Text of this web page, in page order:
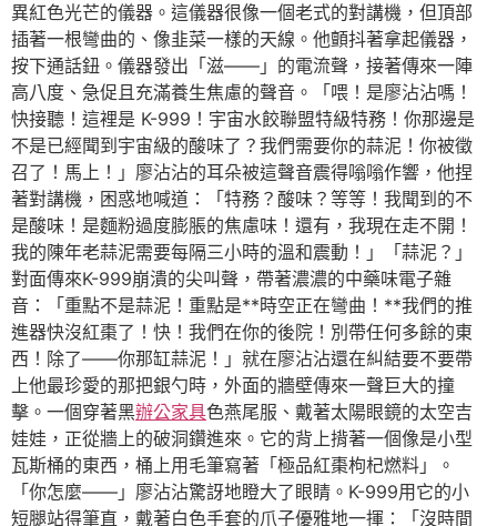
異紅色光芒的儀器。這儀器很像一個老式的對講機，但頂部
插著一根彎曲的、像韭菜一樣的天線。他顫抖著拿起儀器，
按下通話鈕。儀器發出「滋——」的電流聲，接著傳來一陣
高八度、急促且充滿養生焦慮的聲音。「喂！是廖沾沾嗎！
快接聽！這裡是 K-999！宇宙水餃聯盟特級特務！你那邊是
不是已經聞到宇宙級的酸味了？我們需要你的蒜泥！你被徵
召了！馬上！」廖沾沾的耳朵被這聲音震得嗡嗡作響，他捏
著對講機，困惑地喊道：「特務？酸味？等等！我聞到的不
是酸味！是麵粉過度膨脹的焦慮味！還有，我現在走不開！
我的陳年老蒜泥需要每隔三小時的溫和震動！」「蒜泥？」
對面傳來K-999崩潰的尖叫聲，帶著濃濃的中藥味電子雜
音：「重點不是蒜泥！重點是**時空正在彎曲！**我們的推
進器快沒紅棗了！快！我們在你的後院！別帶任何多餘的東
西！除了——你那缸蒜泥！」就在廖沾沾還在糾結要不要帶
上他最珍愛的那把銀勺時，外面的牆壁傳來一聲巨大的撞
擊。一個穿著黑辦公家具色燕尾服、戴著太陽眼鏡的太空吉
娃娃，正從牆上的破洞鑽進來。它的背上揹著一個像是小型
瓦斯桶的東西，桶上用毛筆寫著「極品紅棗枸杞燃料」。
「你怎麼——」廖沾沾驚訝地瞪大了眼睛。K-999用它的小
短腿站得筆直，戴著白色手套的爪子優雅地一揮：「沒時間